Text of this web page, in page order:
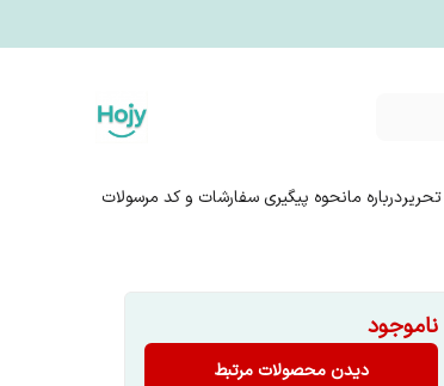
تحریردرباره مانحوه پیگیری سفارشات و کد مرسولات
ناموجود
دیدن محصولات مرتبط